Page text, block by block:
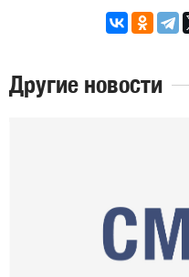
Другие новости